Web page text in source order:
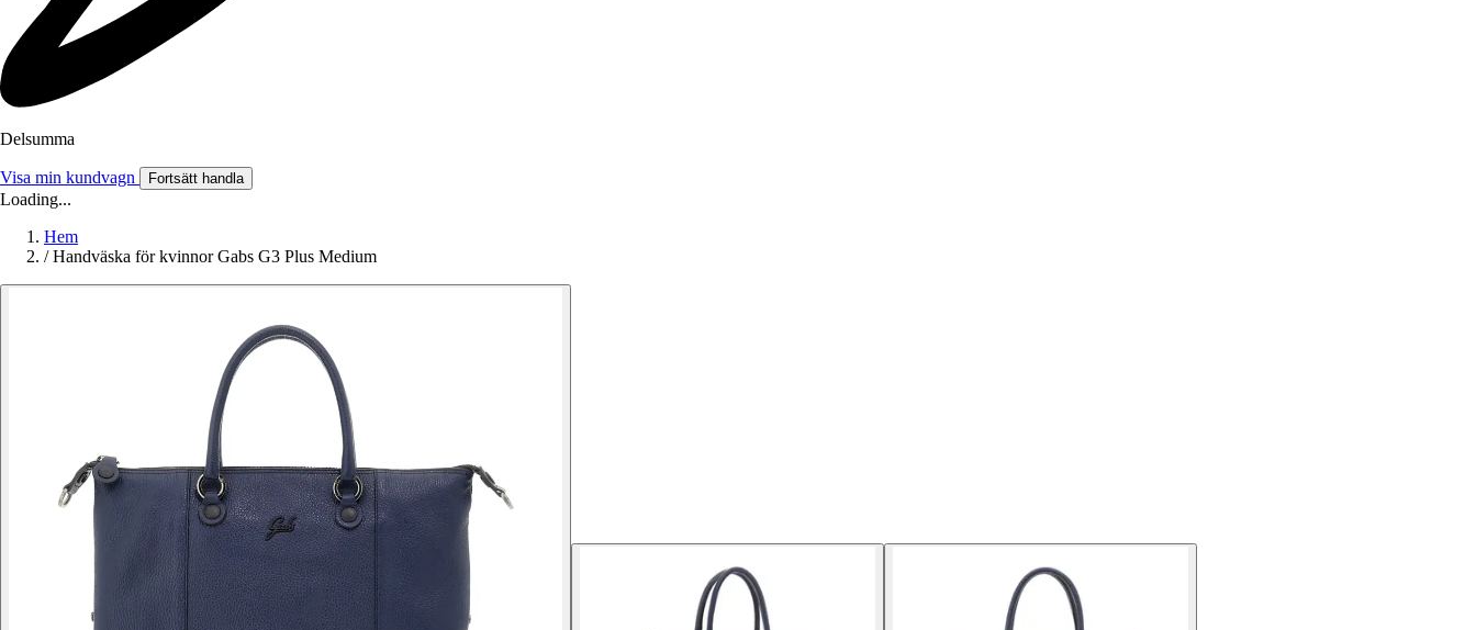
Delsumma
Visa min kundvagn Fortsätt handla
Loading...
Hem
/ Handväska för kvinnor Gabs G3 Plus Medium